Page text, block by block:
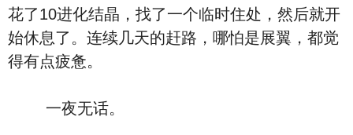
花了10进化结晶，找了一个临时住处，然后就开
始休息了。连续几天的赶路，哪怕是展翼，都觉
得有点疲惫。
一夜无话。